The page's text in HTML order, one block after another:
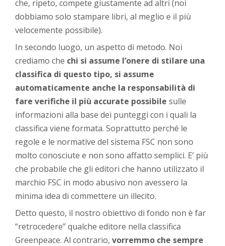
che, ripeto, compete giustamente ad altri (noi
dobbiamo solo stampare libri, al meglio e il più
velocemente possibile).
In secondo luogo, un aspetto di metodo. Noi
crediamo che chi si assume l’onere di stilare una
classifica di questo tipo, si assume
automaticamente anche la responsabilità di
fare verifiche il più accurate possibile sulle
informazioni alla base dei punteggi con i quali la
classifica viene formata. Soprattutto perché le
regole e le normative del sistema FSC non sono
molto conosciute e non sono affatto semplici. E’ più
che probabile che gli editori che hanno utilizzato il
marchio FSC in modo abusivo non avessero la
minima idea di commettere un illecito.
Detto questo, il nostro obiettivo di fondo non è far
“retrocedere” qualche editore nella classifica
Greenpeace. Al contrario,vorremmo che sempre